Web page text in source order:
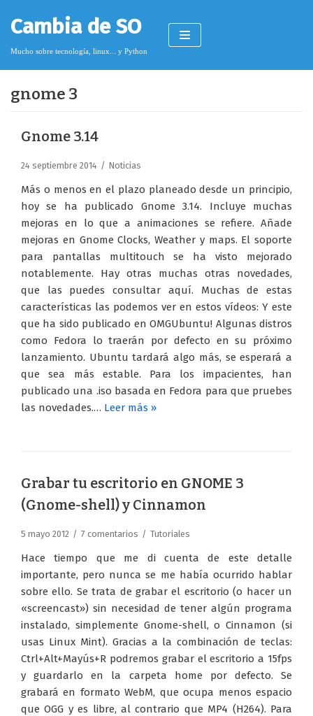
Saltar
al
contenido
Cambia de SO
Mucho sobre tecnología, linux... y Python
Donar
Licencia de contenido
Cookies
Política de protección de datos
gnome 3
Gnome 3.14
24 septiembre 2014 Noticias
Más o menos en el plazo planeado desde un principio,
hoy se ha publicado Gnome 3.14. Incluye muchas
mejoras en lo que a animaciones se refiere. Añade
mejoras en Gnome Clocks, Weather y maps. El soporte
para pantallas multitouch se ha visto mejorado
notablemente. Hay otras muchas otras novedades,
que las puedes consultar aquí. Muchas de estas
características las podemos ver en estos vídeos: Y este
que ha sido publicado en OMGUbuntu! Algunas distros
como Fedora lo traerán por defecto en su próximo
lanzamiento. Ubuntu tardará algo más, se esperará a
que sea más estable. Para los impacientes, han
publicado una .iso basada en Fedora para que pruebes
las novedades.… Leer más »
Grabar tu escritorio en GNOME 3
(Gnome-shell) y Cinnamon
5 mayo 2012 7 comentarios Tutoriales
Hace tiempo que me di cuenta de este detalle
importante, pero nunca se me había ocurrido hablar
sobre ello. Se trata de grabar el escritorio (o hacer un
«screencast») sin necesidad de tener algún programa
instalado, simplemente Gnome-shell, o Cinnamon (si
usas Linux Mint). Gracias a la combinación de teclas:
Ctrl+Alt+Mayús+R podremos grabar el escritorio a 15fps
y guardarlo en la carpeta home por defecto. Se
grabará en formato WebM, que ocupa menos espacio
que OGG y es libre, al contrario que MP4 (H264). Para